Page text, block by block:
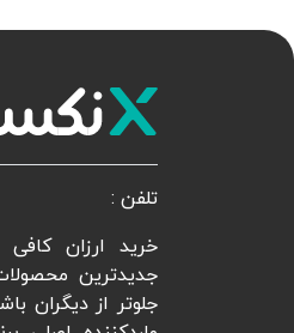
تلفن :
خرید ارزان
جدیدترین
جلوتر از دیگران